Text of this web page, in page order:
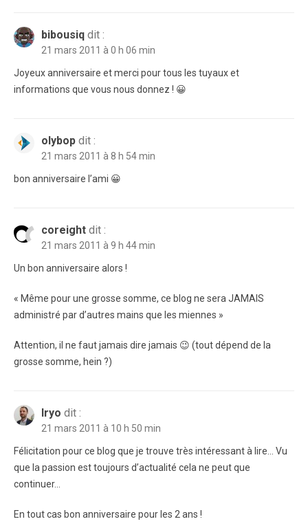
bibousiq dit :
21 mars 2011 à 0 h 06 min
Joyeux anniversaire et merci pour tous les tuyaux et
informations que vous nous donnez ! 😀
olybop dit :
21 mars 2011 à 8 h 54 min
bon anniversaire l’ami 😀
coreight dit :
21 mars 2011 à 9 h 44 min
Un bon anniversaire alors !
« Même pour une grosse somme, ce blog ne sera JAMAIS
administré par d’autres mains que les miennes »
Attention, il ne faut jamais dire jamais 😉 (tout dépend de la
grosse somme, hein ?)
lryo dit :
21 mars 2011 à 10 h 50 min
Félicitation pour ce blog que je trouve très intéressant à lire… Vu
que la passion est toujours d’actualité cela ne peut que
continuer…
En tout cas bon anniversaire pour les 2 ans !